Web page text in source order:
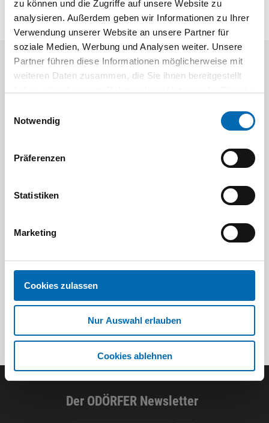
zu können und die Zugriffe auf unsere Website zu
analysieren. Außerdem geben wir Informationen zu Ihrer
Verwendung unserer Website an unsere Partner für
soziale Medien, Werbung und Analysen weiter. Unsere
Partner führen diese Informationen möglicherweise mit
weiteren Daten zusammen, die Sie ihnen bereitgestellt
Notwendig
Präferenzen
Statistiken
Marketing
Cookies zulassen
Nur Auswahl erlauben
Cookies ablehnen
Aktuelle Angebote
Bit-
Artikel-Nr.
Der ODÖRFER Newsletter